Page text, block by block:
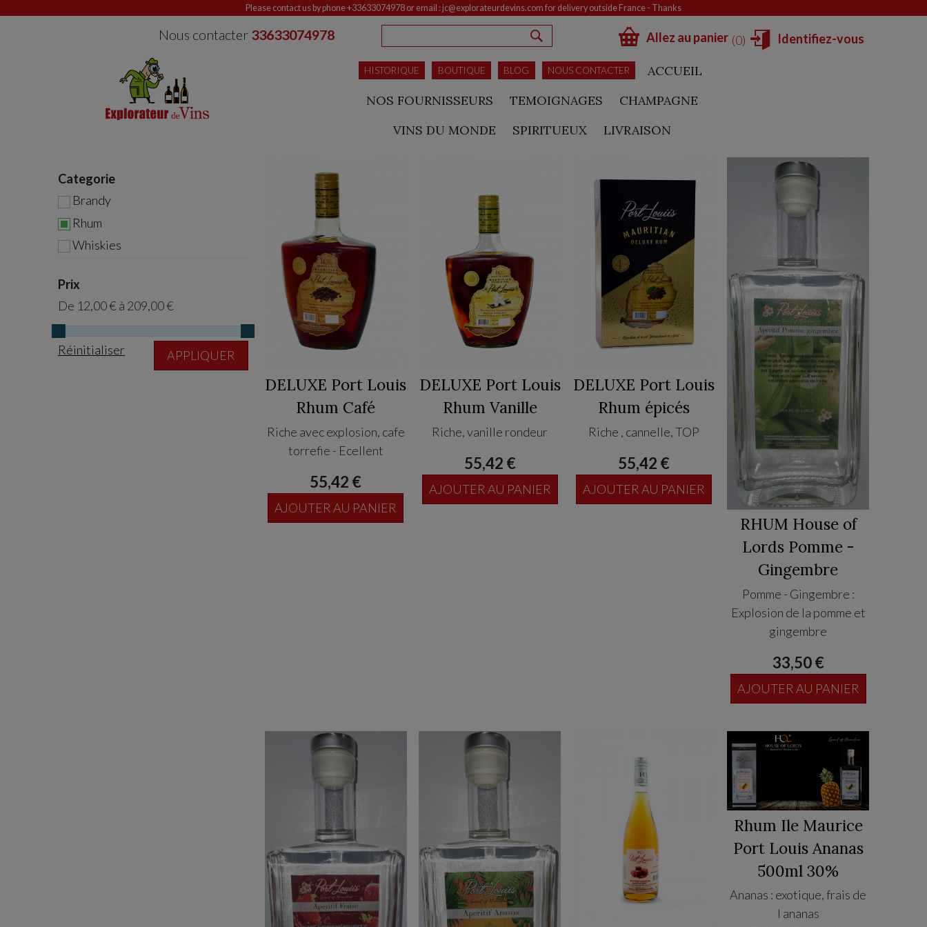
Please contact us by phone +33633074978 or email : jc@explorateurdevins.com for delivery outside France - Thanks
HISTORIQUE BOUTIQUE BLOG NOUS CONTACTER
ACCUEIL
NOS FOURNISSEURS
TEMOIGNAGES
CHAMPAGNE
VINS DU MONDE
SPIRITUEUX LIVRAISON
Nous contacter 33633074978 RECHERCHE 0
Allez au panier Identifiez-vous
Categorie
Brandy
Rhum
Whiskies
Prix
De 12,00 €à 209,00 €
Réinitialiser APPLIQUER
DELUXE Port Louis
Rhum Café
Riche avec explosion, cafe
torrefie - Ecellent
55,42 €
AJOUTER AU PANIER
DELUXE Port Louis
Rhum Vanille
Riche, vanille rondeur
55,42 €
AJOUTER AU PANIER
DELUXE Port Louis
Rhum épicés
Riche , cannelle, TOP
55,42 €
AJOUTER AU PANIER
RHUM House of
Lords Pomme -
Gingembre
Pomme - Gingembre :
Explosion de la pomme et
gingembre
33,50 €
AJOUTER AU PANIER
Rhum Ile Maurice
Port Louis Ananas
500ml 30%
Ananas : exotique, frais de
l ananas